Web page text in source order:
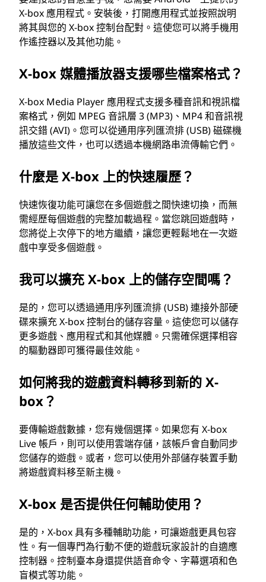
X-box 應用程式。安裝後，打開應用程式並按照說明
將其與您的 X-box 控制台配對。這使您可以將手機用
作遙控器以及其他功能。
X-box 媒體播放器支援哪些檔案格式？
X-box Media Player 應用程式支援多種音訊和視訊檔
案格式，例如 MPEG 音訊層 3 (MP3)、MP4 和音訊視
訊交錯 (AVI)。您可以從通用序列匯流排 (USB) 磁碟機
播放這些文件，也可以透過本機網路串流傳輸它們。
什麼是 X-box 上的快速履歷？
快速恢復功能可讓您在多個遊戲之間快速切換，而無
需經歷每個遊戲的完整加載過程。當您跳回遊戲時，
您將從上次停下的地方繼續，讓您更輕鬆地在一次遊
戲中享受多個遊戲。
我可以擴充 X-box 上的儲存空間嗎？
是的，您可以透過通用序列匯流排 (USB) 連接外部硬
碟來擴充 X-box 控制台的儲存容量。這使您可以儲存
更多遊戲、應用程式和其他媒體。只需確保選擇相容
的驅動器即可獲得最佳效能。
如何將我的遊戲資料轉移到新的 X-
box？
要傳輸遊戲數據，您有幾個選擇。如果您有 X-box
Live 帳戶，則可以使用雲端存儲，該帳戶會自動同步
您儲存的遊戲。或者，您可以使用外部儲存裝置手動
將遊戲資料移至新主機。
X-box 是否提供任何輔助使用？
是的，X-box 具有多種輔助功能，可讓遊戲更具包容
性。有一個專門為行動不便的遊戲玩家設計的自適應
控制器。控制臺本身還提供語音命令、字幕選項和色
盲模式等功能。